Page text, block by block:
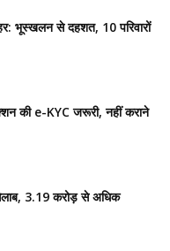
भूस्खलन से दहशत, 10 परिवारों
की e-KYC जरूरी, नहीं कराने
3.19 करोड़ से अधिक